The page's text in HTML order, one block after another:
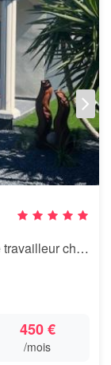
Chambre à louer pour étudiant ou jeune travailleur chez l'habitant
450 €
/mois